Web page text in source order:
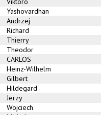
Yashovardhan
Andrzej
Richard
Thierry
Theodor
CARLOS
Heinz-Wilhelm
Gilbert
Hildegard
Jerzy
Wojciech